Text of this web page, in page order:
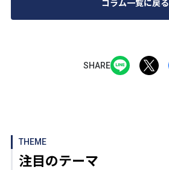
コラム一覧に戻る
SHARE
THEME
注目のテーマ